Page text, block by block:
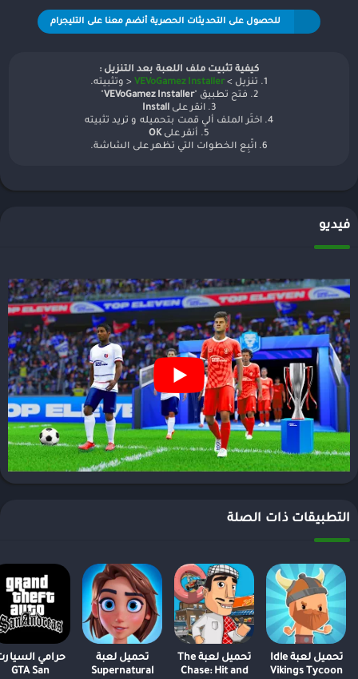
للحصول على التحديثات الحصرية أنضم معنا على التليجرام
كيفية تثبيت ملف اللعبة بعد التنزيل :
1. تنزيل >
VEVoGamez Installer < وتثبيته.
2. فتح تطبيق "
VEVoGamez Installer
3. انقر على
Install
4. اختَر الملف ألي قمت بتحميله و تريد تثبيته
5. أنقر على
OK
6. اتّبِع الخطوات التي تظهر على الشاشة.
فيديو
التطبيقات ذات الصلة
تحميل لعبة Idle
Vikings Tycoon
تحميل لعبة The
Chase: Hit and
تحميل لعبة
Supernatural
حرامي
GTA San